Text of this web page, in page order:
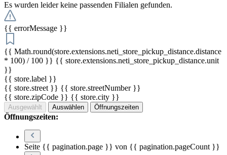
Es wurden leider keine passenden Filialen gefunden.
{{ errorMessage }}
{{ Math.round(store.extensions.neti_store_pickup_distance.distance
* 100) / 100 }} {{ store.extensions.neti_store_pickup_distance.unit
}}
{{ store.label }}
{{ store.street }} {{ store.streetNumber }}
{{ store.zipCode }} {{ store.city }}
Ausgewählt Auswählen Öffnungszeiten
Öffnungszeiten:
Seite {{ pagination.page }} von {{ pagination.pageCount }}